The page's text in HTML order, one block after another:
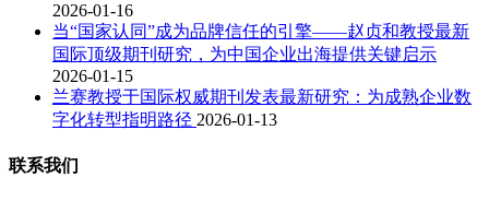
2026-01-16
当“国家认同”成为品牌信任的引擎——赵贞和教授最新
国际顶级期刊研究，为中国企业出海提供关键启示
2026-01-15
兰赛教授于国际权威期刊发表最新研究：为成熟企业数
字化转型指明路径 2026-01-13
联系我们